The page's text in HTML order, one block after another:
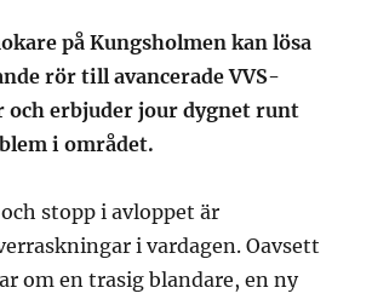
på Kungsholmen kan lösa
rör till avancerade VVS-
erbjuder jour dygnet runt
i området.
stopp i avloppet är
i vardagen. Oavsett
om en trasig blandare, en ny